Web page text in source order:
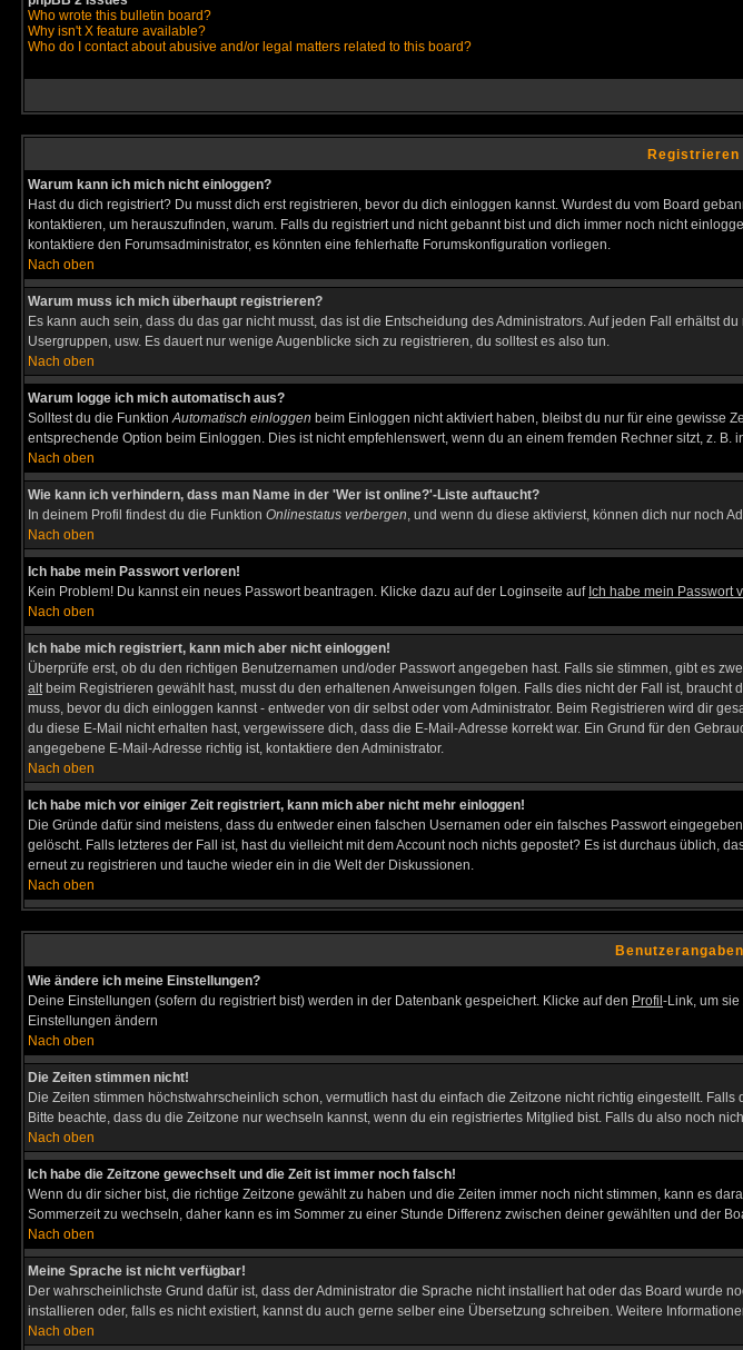
Who wrote this bulletin board?
Why isn't X feature available?
Who do I contact about abusive and/or legal matters related to this board?
Registrieren
Warum kann ich mich nicht einloggen?
Hast du dich registriert? Du musst dich erst registrieren, bevor du dich einloggen kannst. Wurdest du vom Board
kontaktieren, um herauszufinden, warum. Falls du registriert und nicht gebannt bist und dich immer noch nicht
kontaktiere den Forumsadministrator, es könnten eine fehlerhafte Forumskonfiguration vorliegen.
Nach oben
Warum muss ich mich überhaupt registrieren?
Es kann auch sein, dass du das gar nicht musst, das ist die Entscheidung des Administrators. Auf jeden Fall erhältst
Usergruppen, usw. Es dauert nur wenige Augenblicke sich zu registrieren, du solltest es also tun.
Nach oben
Warum logge ich mich automatisch aus?
Solltest du die FunktionAutomatisch einloggen beim Einloggen nicht aktiviert haben, bleibst du nur für eine gewisse
entsprechende Option beim Einloggen. Dies ist nicht empfehlenswert, wenn du an einem fremden Rechner sitzt, z. B.
Nach oben
Wie kann ich verhindern, dass man Name in der 'Wer ist online?'-Liste auftaucht?
In deinem Profil findest du die Funktion Onlinestatus verbergen, und wenn du diese aktivierst, können dich nur noch
Nach oben
Ich habe mein Passwort verloren!
Kein Problem! Du kannst ein neues Passwort beantragen. Klicke dazu auf der Loginseite auf Ich habe mein Passwort
Nach oben
Ich habe mich registriert, kann mich aber nicht einloggen!
Überprüfe erst, ob du den richtigen Benutzernamen und/oder Passwort angegeben hast. Falls sie stimmen, gibt es
altbeim Registrieren gewählt hast, musst du den erhaltenen Anweisungen folgen. Falls dies nicht der Fall ist,
muss, bevor du dich einloggen kannst - entweder von dir selbst oder vom Administrator. Beim Registrieren wird dir
du diese E-Mail nicht erhalten hast, vergewissere dich, dass die E-Mail-Adresse korrekt war. Ein Grund für den
angegebene E-Mail-Adresse richtig ist, kontaktiere den Administrator.
Nach oben
Ich habe mich vor einiger Zeit registriert, kann mich aber nicht mehr einloggen!
Die Gründe dafür sind meistens, dass du entweder einen falschen Usernamen oder ein falsches Passwort
gelöscht. Falls letzteres der Fall ist, hast du vielleicht mit dem Account noch nichts gepostet? Es ist durchaus üblich,
erneut zu registrieren und tauche wieder ein in die Welt der Diskussionen.
Nach oben
Wie ändere ich meine Einstellungen?
Deine Einstellungen (sofern du registriert bist) werden in der Datenbank gespeichert. Klicke auf den Profil -Link, um
Einstellungen ändern
Nach oben
Die Zeiten stimmen nicht!
Die Zeiten stimmen höchstwahrscheinlich schon, vermutlich hast du einfach die Zeitzone nicht richtig eingestellt.
Bitte beachte, dass du die Zeitzone nur wechseln kannst, wenn du ein registriertes Mitglied bist. Falls du also noch
Nach oben
Ich habe die Zeitzone gewechselt und die Zeit ist immer noch falsch!
Wenn du dir sicher bist, die richtige Zeitzone gewählt zu haben und die Zeiten immer noch nicht stimmen, kann es
Sommerzeit zu wechseln, daher kann es im Sommer zu einer Stunde Differenz zwischen deiner gewählten und der
Nach oben
Meine Sprache ist nicht verfügbar!
Der wahrscheinlichste Grund dafür ist, dass der Administrator die Sprache nicht installiert hat oder das Board
installieren oder, falls es nicht existiert, kannst du auch gerne selber eine Übersetzung schreiben. Weitere
Nach oben